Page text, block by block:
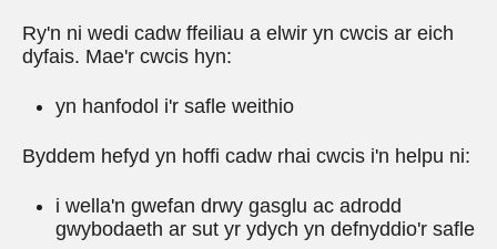
Ry'n ni wedi cadw ffeiliau a elwir yn cwcis ar eich
dyfais. Mae'r cwcis hyn:
yn hanfodol i'r safle weithio
Byddem hefyd yn hoffi cadw rhai cwcis i'n helpu ni:
i wella'n gwefan drwy gasglu ac adrodd
gwybodaeth ar sut yr ydych yn defnyddio'r safle